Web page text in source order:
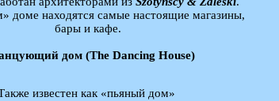
доме находятся самые настоящие магазины,
бары и кафе.
дом (The Dancing House)
известен как «пьяный дом»